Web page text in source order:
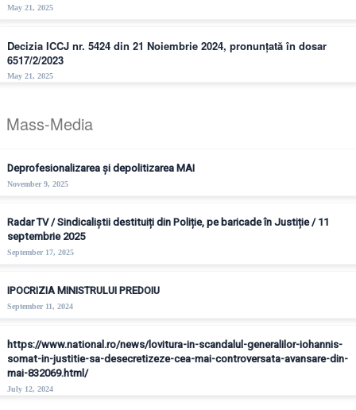
May 21, 2025
Decizia ICCJ nr. 5424 din 21 Noiembrie 2024, pronunțată în dosar
6517/2/2023
May 21, 2025
Mass-Media
Deprofesionalizarea și depolitizarea MAI
November 9, 2025
Radar TV / Sindicaliștii destituiți din Poliție, pe baricade în Justiție / 11
septembrie 2025
September 17, 2025
IPOCRIZIA MINISTRULUI PREDOIU
September 11, 2024
https://www.national.ro/news/lovitura-in-scandalul-generalilor-iohannis-
somat-in-justitie-sa-desecretizeze-cea-mai-controversata-avansare-din-
mai-832069.html/
July 12, 2024